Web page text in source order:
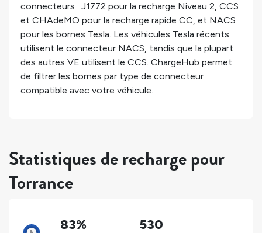
connecteurs : J1772 pour la recharge Niveau 2, CCS
et CHAdeMO pour la recharge rapide CC, et NACS
pour les bornes Tesla. Les véhicules Tesla récents
utilisent le connecteur NACS, tandis que la plupart
des autres VE utilisent le CCS. ChargeHub permet
de filtrer les bornes par type de connecteur
compatible avec votre véhicule.
Statistiques de recharge pour
Torrance
83% 530